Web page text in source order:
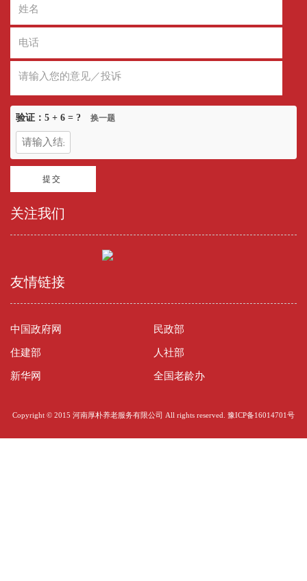
验证： 5 + 6 = ? 换一题
关注我们
友情链接
中国政府网 民政部
住建部 人社部
新华网 全国老龄办
Copyright © 2015 河南厚朴养老服务有限公司 All rights reserved. 豫ICP备16014701号